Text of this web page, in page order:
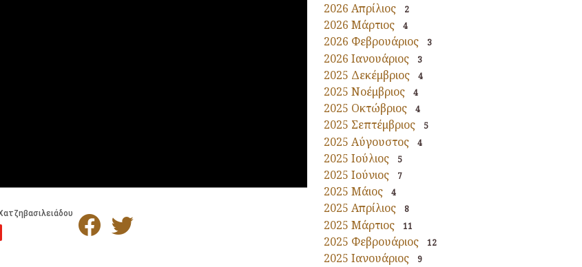
2026 Απρίλιος 2
2026 Μάρτιος 4
2026 Φεβρουάριος 3
2026 Ιανουάριος 3
2025 Δεκέμβριος 4
2025 Νοέμβριος 4
2025 Οκτώβριος 4
2025 Σεπτέμβριος 5
2025 Αύγουστος 4
2025 Ιούλιος 5
2025 Ιούνιος 7
2025 Μάιος 4
2025 Απρίλιος 8
2025 Μάρτιος 11
2025 Φεβρουάριος 12
2025 Ιανουάριος 9